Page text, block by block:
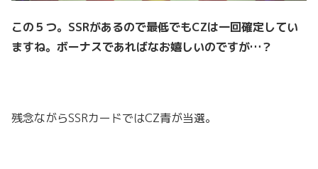
この５つ。SSRがあるので最低でもCZは一回確定してい
ますね。ボーナスであればなお嬉しいのですが…？
残念ながらSSRカードではCZ青が当選。